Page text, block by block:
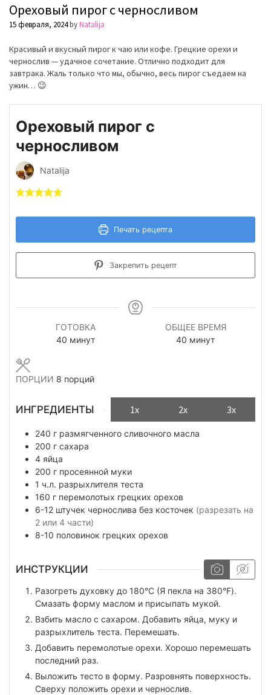
Ореховый пирог с черносливом
15 февраля, 2024byNatalija
Красивый и вкусный пирог к чаю или кофе. Грецкие орехи и
чернослив — удачное сочетание. Отлично подходит для
завтрака. Жаль только что мы, обычно, весь пирог съедаем на
ужин… 😉
Ореховый пирог с
черносливом
Natalija
Печать рецепта
Закрепить рецепт
ГОТОВКА
40 минуты
минут
ОБЩЕЕ ВРЕМЯ
40 минуты
минут
ПОРЦИИ 8 порций
ИНГРЕДИЕНТЫ 1x 2x 3x
240 г размягченного сливочного масла
200 г сахара
4 яйца
200 г просеянной муки
1 ч.л. разрыхлителя теста
160 г перемолотых грецких орехов
6-12 штучек чернослива без косточек (разрезать на
2 или 4 части)
8-10 половинок грецких орехов
ИНСТРУКЦИИ
Разогреть духовку до 180°С (Я пекла на 380°F).
Смазать форму маслом и присыпать мукой.
Взбить масло с сахаром. Добавить яйца, муку и
разрыхлитель теста. Перемешать.
Добавить перемолотые орехи. Хорошо перемешать
последний раз.
Выложить тесто в форму. Разровнять поверхность.
Сверху положить орехи и чернослив.